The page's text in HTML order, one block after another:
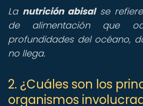
La nutrición abisalse
de alimentación que
profundidades del océano,
no llega.
2. ¿Cuáles son los
organismos